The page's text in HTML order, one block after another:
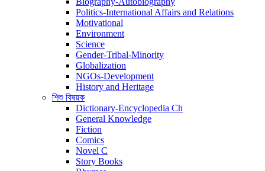
Politics-International Affairs and Relations
Motivational
Environment
Science
Gender-Tribal-Minority
Globalization
NGOs-Development
History and Heritage
শিশু বিষয়ক
Dictionary-Encyclopedia Ch
General Knowledge
Fiction
Comics
Novel C
Story Books